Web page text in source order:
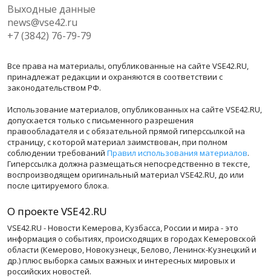
Выходные данные
news@vse42.ru
+7 (3842) 76-79-79
Все права на материалы, опубликованные на сайте VSE42.RU,
принадлежат редакции и охраняются в соответствии с
законодательством РФ.
Использование материалов, опубликованных на сайте VSE42.RU,
допускается только с письменного разрешения
правообладателя и с обязательной прямой гиперссылкой на
страницу, с которой материал заимствован, при полном
соблюдении требований Правил использования материалов.
Гиперссылка должна размещаться непосредственно в тексте,
воспроизводящем оригинальный материал VSE42.RU, до или
после цитируемого блока.
О проекте VSE42.RU
VSE42.RU - Новости Кемерова, Кузбасса, России и мира - это
информация о событиях, происходящих в городах Кемеровской
области (Кемерово, Новокузнецк, Белово, Ленинск-Кузнецкий и
др.) плюс выборка самых важных и интересных мировых и
российских новостей.